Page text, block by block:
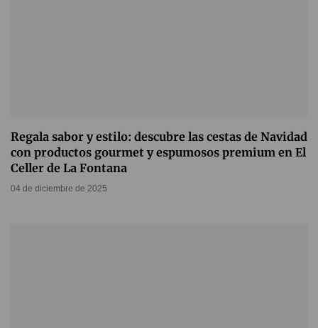
Regala sabor y estilo: descubre las cestas de Navidad
con productos gourmet y espumosos premium en El
Celler de La Fontana
04 de diciembre de 2025